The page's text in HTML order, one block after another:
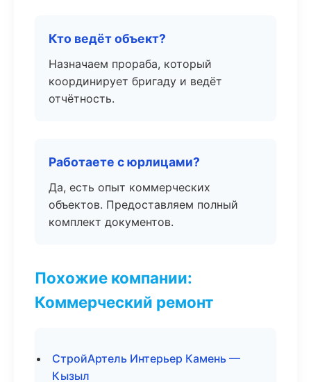
Кто ведёт объект?
Назначаем прораба, который
координирует бригаду и ведёт
отчётность.
Работаете с юрлицами?
Да, есть опыт коммерческих
объектов. Предоставляем полный
комплект документов.
Похожие компании:
Коммерческий ремонт
СтройАртель Интерьер Камень —
Кызыл